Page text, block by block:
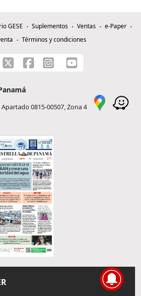
GESE Suplementos Ventas
e-Paper
Términos y condiciones
0815-00507, Zona 4